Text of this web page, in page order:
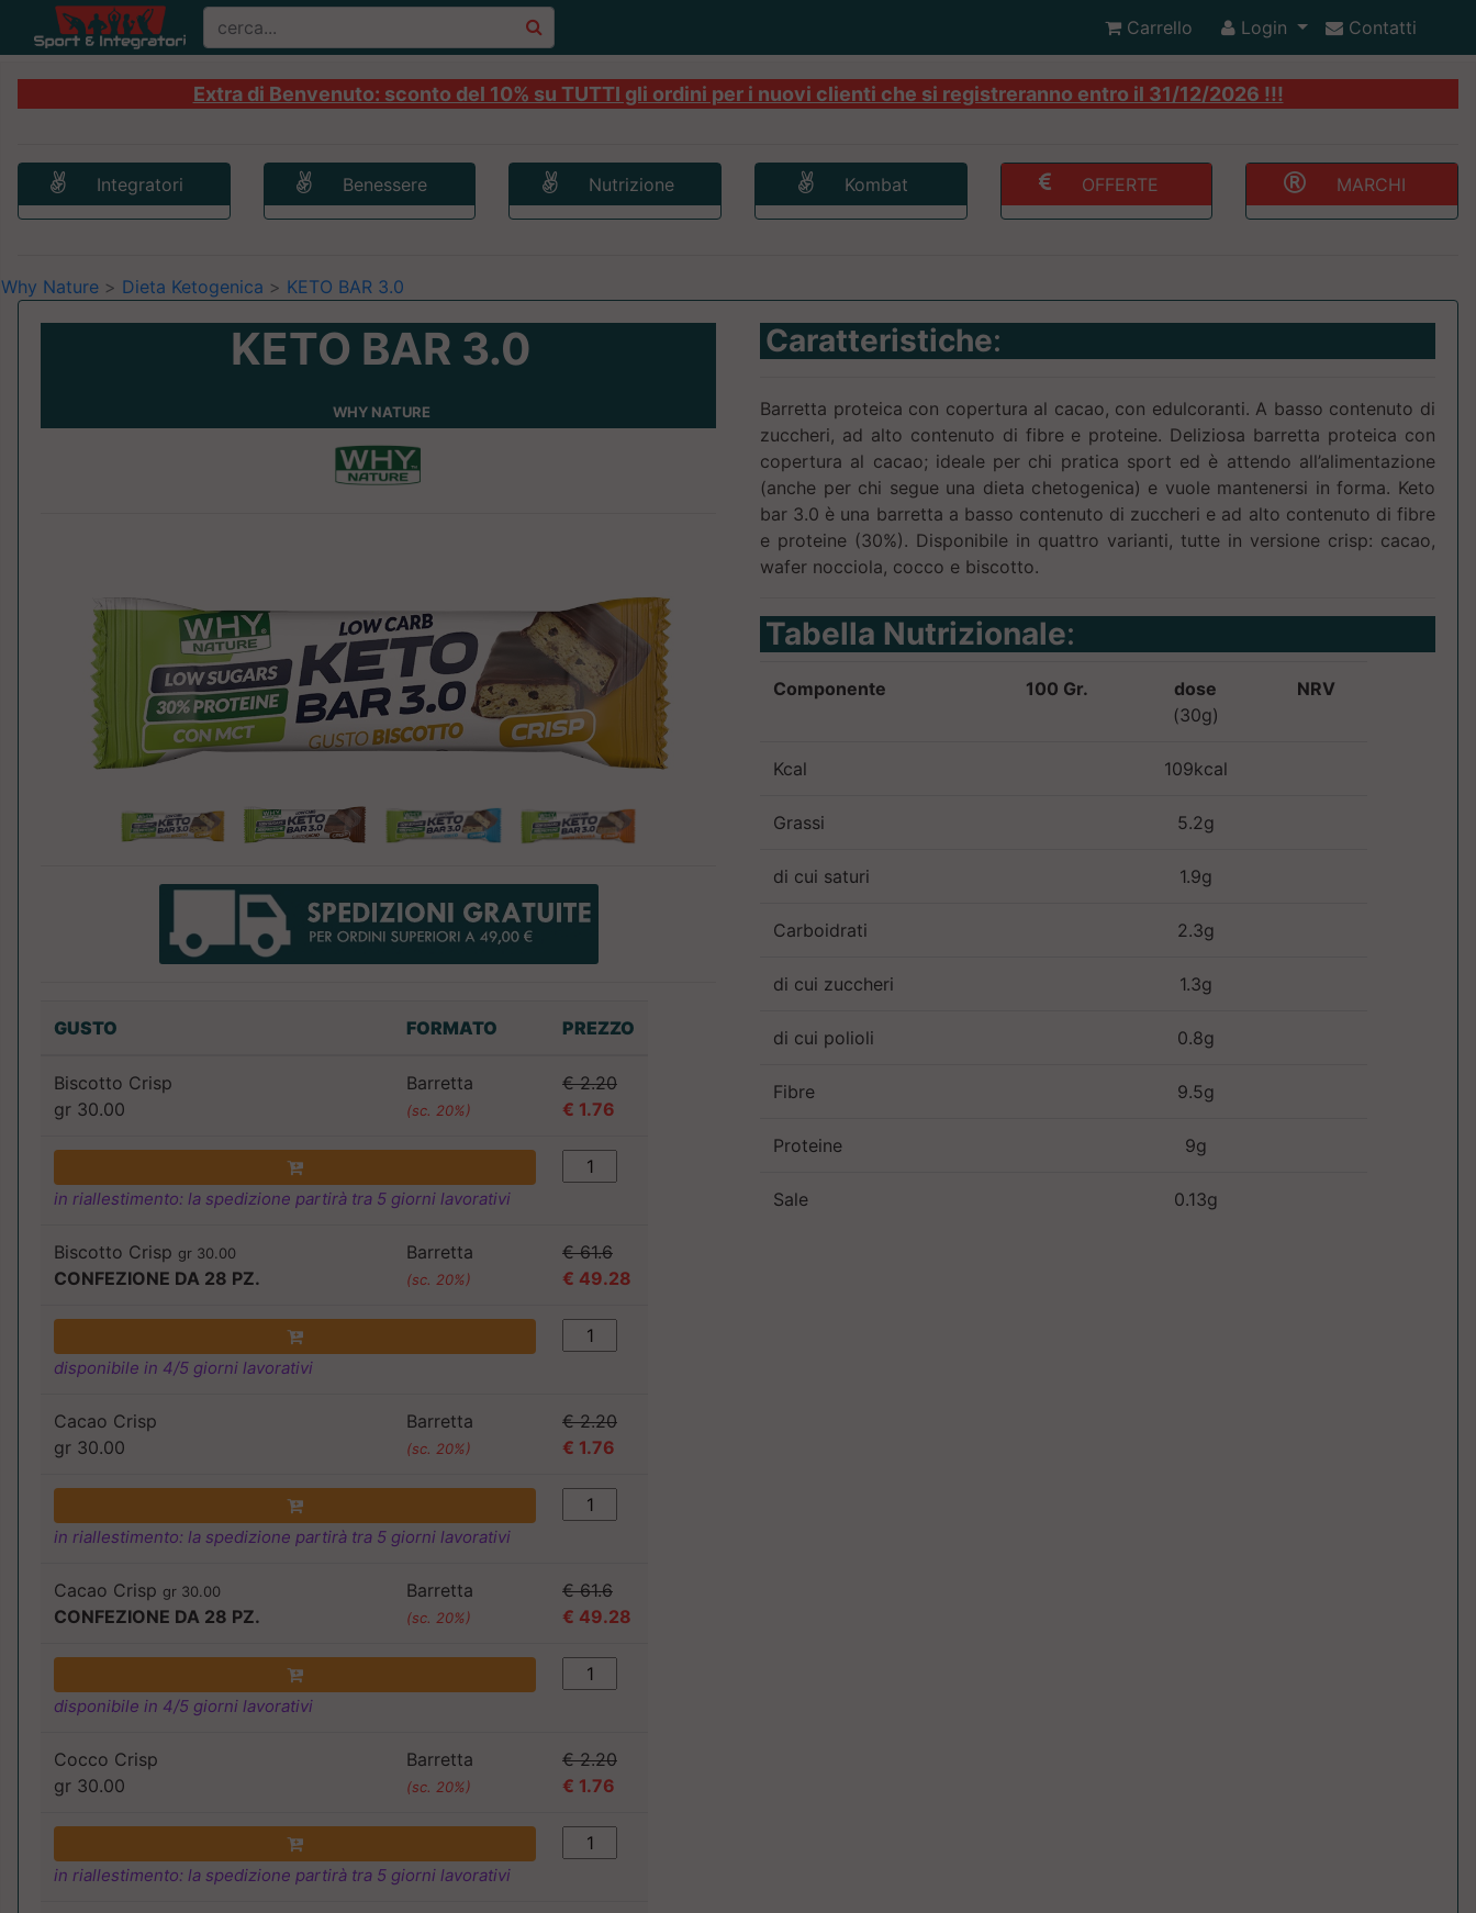
Carrello Login Contatti
Extra di Benvenuto: sconto del 10% su TUTTI gli ordini per i nuovi clienti che si registreranno entro il 31/12/2026 !!!
Integratori Benessere Nutrizione Kombat OFFERTE MARCHI
Why Nature > Dieta Ketogenica > KETO BAR 3.0
KETO BAR 3.0
WHY NATURE
GUSTO FORMATO PREZZO
Biscotto Crisp
gr 30.00
Barretta
(sc. 20%)
€ 2.20
€ 1.76
in riallestimento: la spedizione partirà tra 5 giorni lavorativi
Biscotto Crisp gr 30.00
CONFEZIONE DA 28 PZ.
Barretta
(sc. 20%)
€ 61.6
€ 49.28
disponibile in 4/5 giorni lavorativi
Cacao Crisp
gr 30.00
Barretta
(sc. 20%)
€ 2.20
€ 1.76
in riallestimento: la spedizione partirà tra 5 giorni lavorativi
Cacao Crisp gr 30.00
CONFEZIONE DA 28 PZ.
Barretta
(sc. 20%)
€ 61.6
€ 49.28
disponibile in 4/5 giorni lavorativi
Cocco Crisp
gr 30.00
Barretta
(sc. 20%)
€ 2.20
€ 1.76
in riallestimento: la spedizione partirà tra 5 giorni lavorativi
Caratteristiche:
Barretta proteica con copertura al cacao, con edulcoranti. A basso contenuto di
zuccheri, ad alto contenuto di fibre e proteine. Deliziosa barretta proteica con
copertura al cacao; ideale per chi pratica sport ed è attendo all’alimentazione
(anche per chi segue una dieta chetogenica) e vuole mantenersi in forma. Keto
bar 3.0 è una barretta a basso contenuto di zuccheri e ad alto contenuto di fibre
e proteine (30%). Disponibile in quattro varianti, tutte in versione crisp: cacao,
wafer nocciola, cocco e biscotto.
Tabella Nutrizionale:
Componente 100 Gr.
dose
(30g)
NRV
Kcal 109kcal
Grassi 5.2g
di cui saturi 1.9g
Carboidrati 2.3g
di cui zuccheri 1.3g
di cui polioli 0.8g
Fibre 9.5g
Proteine 9g
Sale 0.13g